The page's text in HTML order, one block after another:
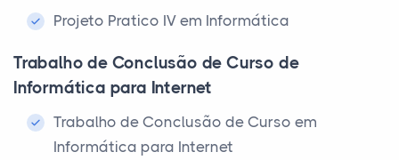
Projeto Pratico IV em Informática
Trabalho de Conclusão de Curso de
Informática para Internet
Trabalho de Conclusão de Curso em
Informática para Internet